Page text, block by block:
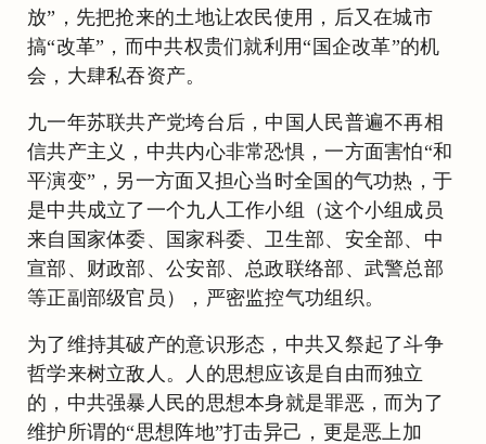
放”，先把抢来的土地让农民使用，后又在城市
搞“改革”，而中共权贵们就利用“国企改革”的机
会，大肆私吞资产。
九一年苏联共产党垮台后，中国人民普遍不再相
信共产主义，中共内心非常恐惧，一方面害怕“和
平演变”，另一方面又担心当时全国的气功热，于
是中共成立了一个九人工作小组（这个小组成员
来自国家体委、国家科委、卫生部、安全部、中
宣部、财政部、公安部、总政联络部、武警总部
等正副部级官员），严密监控气功组织。
为了维持其破产的意识形态，中共又祭起了斗争
哲学来树立敌人。人的思想应该是自由而独立
的，中共强暴人民的思想本身就是罪恶，而为了
维护所谓的“思想阵地”打击异己，更是恶上加